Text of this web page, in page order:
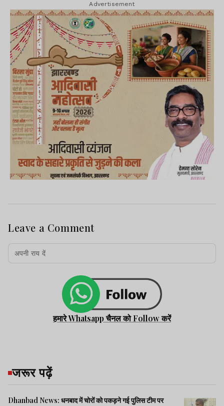
Advertisement
Leave a Comment
हमारे Whatsapp चैनल को Follow करें
जरूर पढ़ें
Dhanbad News: धनबाद में चोरों को पकड़ने गई पुलिस टीम पर